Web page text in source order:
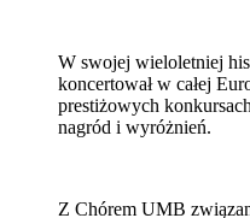
W swojej wieloletniej
koncertował w całej
prestiżowych
nagród i wyróżnień.
Z Chórem UMB